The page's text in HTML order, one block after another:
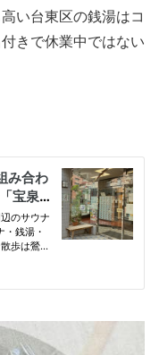
い台東区の銭湯はコ
きで休業中ではない